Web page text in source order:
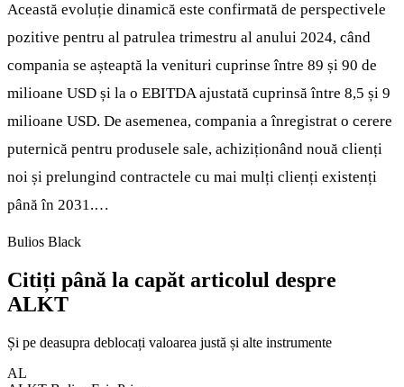
Această evoluție dinamică este confirmată de perspectivele
pozitive pentru al patrulea trimestru al anului 2024, când
compania se așteaptă la venituri cuprinse între 89 și 90 de
milioane USD și la o EBITDA ajustată cuprinsă între 8,5 și 9
milioane USD. De asemenea, compania a înregistrat o cerere
puternică pentru produsele sale, achiziționând nouă clienți
noi și prelungind contractele cu mai mulți clienți existenți
până în 2031.…
Bulios Black
Citiți până la capăt articolul despre
ALKT
Și pe deasupra deblocați valoarea justă și alte instrumente
AL